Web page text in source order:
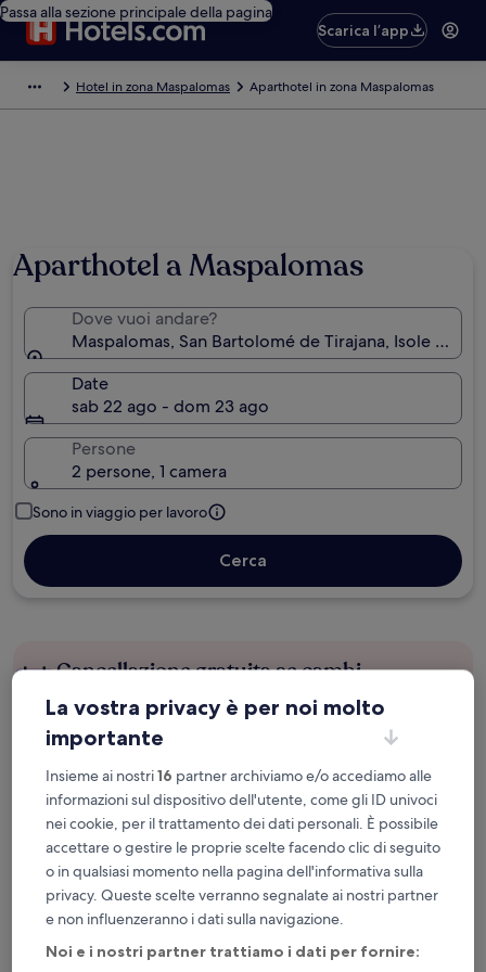
Passa alla sezione principale della pagina
Scarica l’app
Hotel in zona Maspalomas Aparthotel in zona Maspalomas
Aparthotel a Maspalomas
Dove vuoi andare?
Maspalomas, San Bartolomé de Tirajana, Isole
Date
sab 22 ago - dom 23 ago
Persone
2 persone, 1 camera
Sono in viaggio per lavoro
Cerca
Cancellazione gratuita se cambi
programma
Accumula vantaggi con ogni notte di
soggiorno
Risparmia di più con le tariffe per soli
iscritti
Controlla i prezzi per queste date
La vostra privacy è per noi molto
importante
Insieme ai nostri16 partner archiviamo e/o accediamo alle
informazioni sul dispositivo dell'utente, come gli ID univoci
nei cookie, per il trattamento dei dati personali. È possibile
accettare o gestire le proprie scelte facendo clic di seguito
o in qualsiasi momento nella pagina dell'informativa sulla
privacy. Queste scelte verranno segnalate ai nostri partner
e non influenzeranno i dati sulla navigazione.
Noi e i nostri partner trattiamo i dati per fornire: